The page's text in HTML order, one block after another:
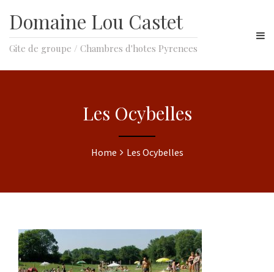
Domaine Lou Castet
Gite de groupe / Chambres d'hotes Pyrenees
Les Ocybelles
Home Les Ocybelles